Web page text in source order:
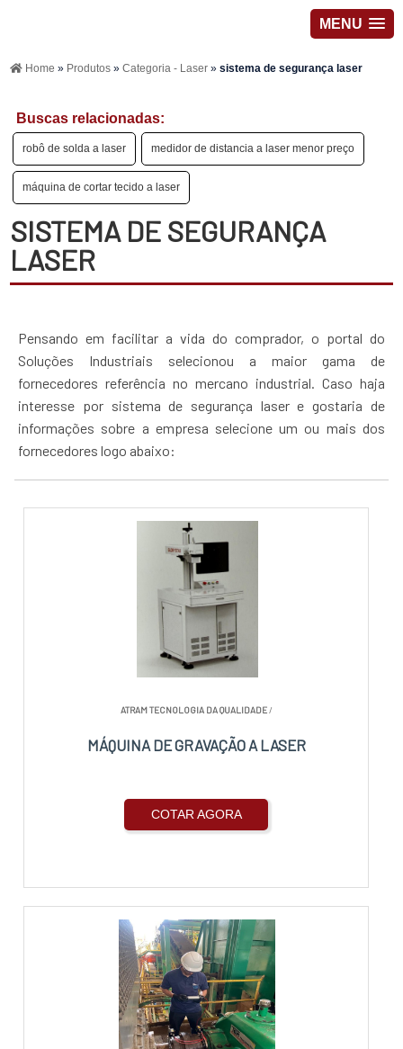
MENU
Home » Produtos»Categoria - Laser»sistema de segurança laser
Buscas relacionadas:
robô de solda a laser medidor de distancia a laser menor preço
máquina de cortar tecido a laser
SISTEMA DE SEGURANÇA
LASER
Pensando em facilitar a vida do comprador, o portal do
Soluções Industriais selecionou a maior gama de
fornecedores referência no mercano industrial. Caso haja
interesse por sistema de segurança laser e gostaria de
informações sobre a empresa selecione um ou mais dos
fornecedores logo abaixo:
ATRAM TECNOLOGIA DA QUALIDADE/
MÁQUINA DE GRAVAÇÃO A LASER
COTAR AGORA